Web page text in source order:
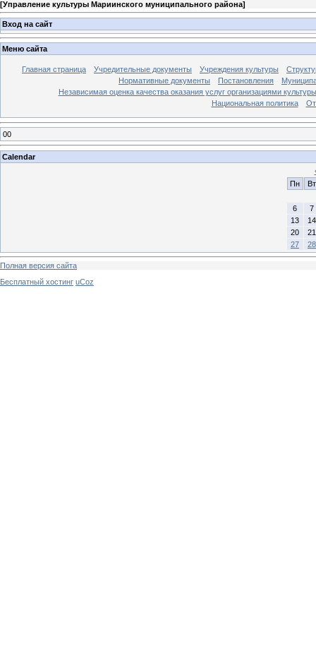
[Управление культуры Мариинского муниципального района]
Вход на сайт
Меню сайта
Главная страница Учредительные документы Учреждения культуры
Нормативные документы
Постановления
Независимая оценка качества оказания услуг организациями культуры
Национальная политика
00
Calendar
Пн
Вт
6
7
13
14
20
21
27
28
Полная версия сайта
Бесплатный хостинг uCoz